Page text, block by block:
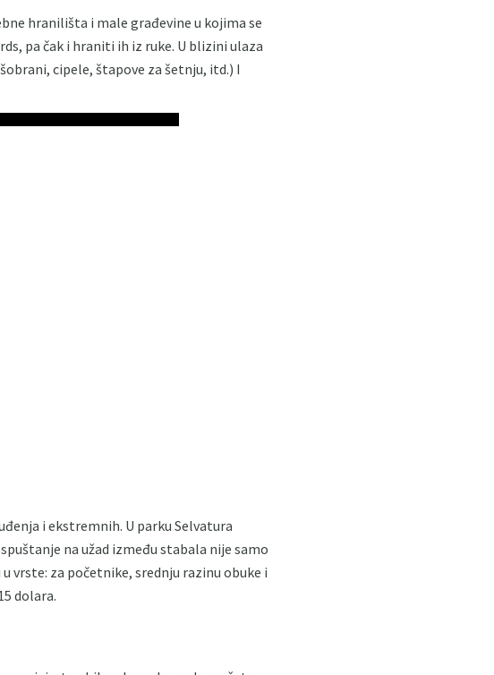
hranilišta i male građevine u kojima se
pa čak i hraniti ih iz ruke. U blizini ulaza
cipele, štapove za šetnju, itd.) I
i ekstremnih. U parku Selvatura
na užad između stabala nije samo
vrste: za početnike, srednju razinu obuke i
dolara.